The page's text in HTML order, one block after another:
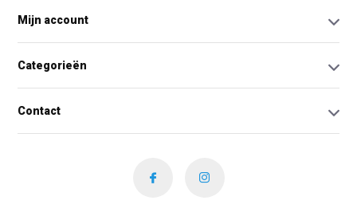
Mijn account
Categorieën
Contact